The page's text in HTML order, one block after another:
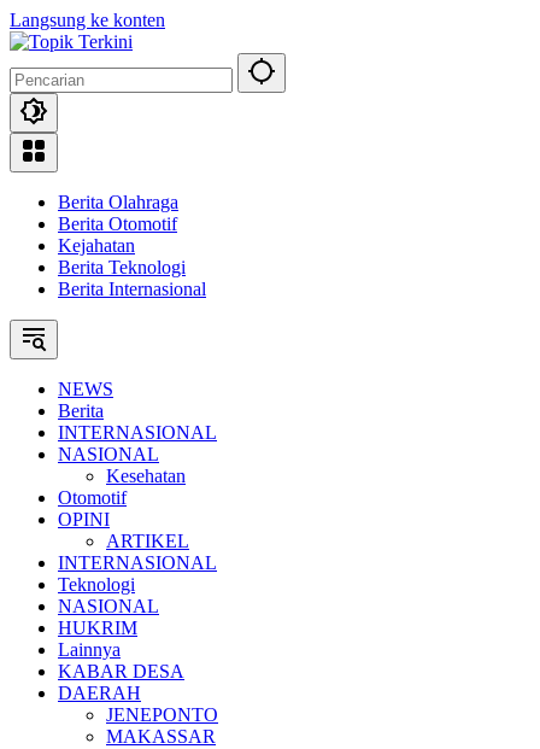
Langsung ke konten
Berita Olahraga
Berita Otomotif
Kejahatan
Berita Teknologi
Berita Internasional
NEWS
Berita
INTERNASIONAL
NASIONAL
Kesehatan
Otomotif
OPINI
ARTIKEL
INTERNASIONAL
Teknologi
NASIONAL
HUKRIM
Lainnya
KABAR DESA
DAERAH
JENEPONTO
MAKASSAR